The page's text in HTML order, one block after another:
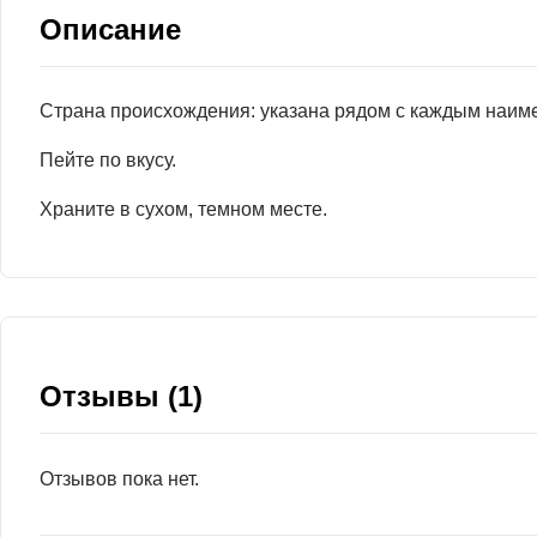
Описание
Страна происхождения: указана рядом с каждым
Пейте по вкусу.
Храните в сухом, темном месте.
Отзывы (1)
Отзывов пока нет.